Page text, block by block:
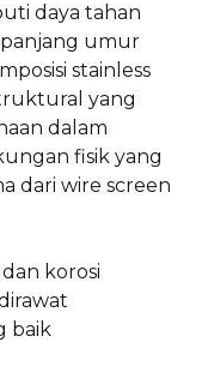
daya tahan
umur
stainless
yang
dalam
fisik yang
dari wire screen
korosi
baik